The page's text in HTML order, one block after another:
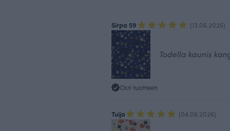
Sirpa 59 (13.06.2026)
Todella kaunis
Osti tuotteen
Tuija (04.06.2026)